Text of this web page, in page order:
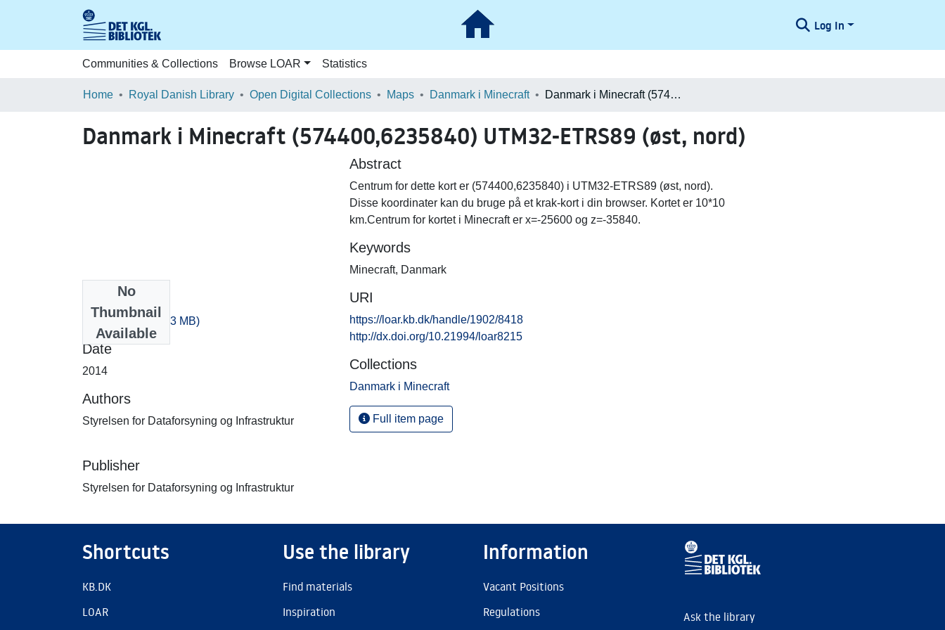
Log In
Communities & Collections Browse LOAR Statistics
Home Royal Danish Library Open Digital Collections Maps Danmark i Minecraft Danmark i Minecraft (574400,6235840) UTM32-ETRS89 (øst, nord)
Danmark i Minecraft (574400,6235840) UTM32-ETRS89 (øst, nord)
No
Thumbnail
Available
-60_-80.zip(534.23 MB)
Date
2014
Authors
Styrelsen for Dataforsyning og Infrastruktur
Publisher
Styrelsen for Dataforsyning og Infrastruktur
Abstract
Centrum for dette kort er (574400,6235840) i UTM32-ETRS89 (øst, nord).
Disse koordinater kan du bruge på et krak-kort i din browser. Kortet er 10*10
km.Centrum for kortet i Minecraft er x=-25600 og z=-35840.
Keywords
Minecraft, Danmark
URI
https://loar.kb.dk/handle/1902/8418
http://dx.doi.org/10.21994/loar8215
Collections
Danmark i Minecraft
Full item page
Shortcuts
KB.DK
LOAR
Use the library
Find materials
Inspiration
Information
Vacant Positions
Regulations
Ask the library